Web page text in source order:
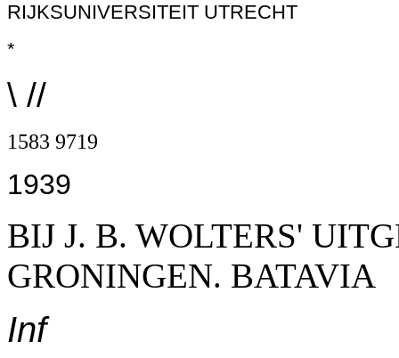
RIJKSUNIVERSITEIT UTRECHT
*
\ //
1583 9719
1939
BIJ J. B. WOLTERS'
GRONINGEN. BATAVIA
Inf